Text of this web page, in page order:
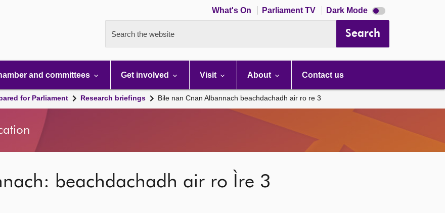
What's On Parliament TV Dark Mode Dark
mode
Search the website Search
and committees Get involved Visit About Contact us
for Parliament Research briefings Bile nan Cnan Albannach beachdachadh air ro re 3
beachdachadh air ro Ìre 3